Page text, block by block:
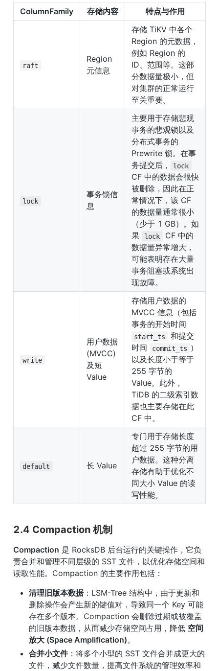
ColumnFamily 存储内容 特点与作用
raft
Region
元信息
存储 TiKV 中各个
Region 的元数据，
例如 Region 的
ID、范围等。这部
分数据量极小，但
对集群的正常运行
至关重要。
lock
事务锁信
息
主要用于存储悲观
事务的悲观锁以及
分布式事务的
Prewrite 锁。在事
务提交后，
lock
CF 中的数据会很快
被删除，因此在正
常情况下，该 CF
的数据量通常很小
（少于 1 GB）。如
果
lock
CF 中的
数据量异常增大，
可能表明存在大量
事务阻塞或系统出
现故障。
write
用户数据
(MVCC)
及短
Value
存储用户数据的
MVCC 信息（包括
start_ts
和提交
时间
commit_ts ）
以及长度小于等于
255 字节的
Value。此外，
TiDB 的二级索引数
据也主要存储在此
CF 中。
default 长 Value
专门用于存储长度
超过 255 字节的用
户数据。这种分离
存储有助于优化不
同大小 Value 的读
写性能。
2.4 Compaction 机制
Compaction 是 RocksDB 后台运行的关键操作，它负
责合并和管理不同层级的 SST 文件，以优化存储空间和
读取性能。Compaction 的主要作用包括：
清理旧版本数据：LSM-Tree 结构中，由于更新和
删除操作会产生新的键值对，导致同一个 Key 可能
存在多个版本。Compaction 会删除过期或被覆盖
的旧版本数据，从而减少存储空间占用，降低 空间
放大 (Space Amplification)。
合并小文件：将多个小型的 SST 文件合并成更大的
文件，减少文件数量，提高文件系统的管理效率和